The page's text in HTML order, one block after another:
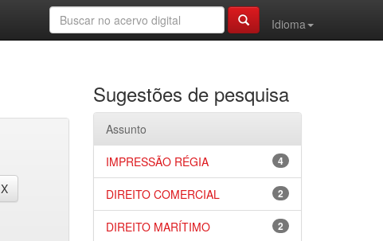
Idioma
Sugestões de pesquisa
Assunto
4
IMPRESSÃO RÉGIA
2
DIREITO COMERCIAL
2
DIREITO MARÍTIMO